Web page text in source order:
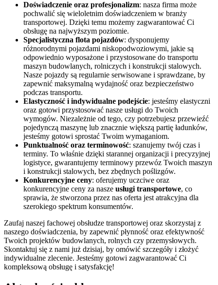
Doświadczenie oraz profesjonalizm: nasza firma może
pochwalić się wieloletnim doświadczeniem w branży
transportowej. Dzięki temu możemy zagwarantować Ci
obsługę na najwyższym poziomie.
Specjalistyczna flota pojazdów: dysponujemy
różnorodnymi pojazdami niskopodwoziowymi, jakie są
odpowiednio wyposażone i przystosowane do transportu
maszyn budowlanych, rolniczych i konstrukcji stalowych.
Nasze pojazdy są regularnie serwisowane i sprawdzane, by
zapewnić maksymalną wydajność oraz bezpieczeństwo
podczas transportu.
Elastyczność i indywidualne podejście: jesteśmy elastyczni
oraz gotowi przystosować nasze usługi do Twoich
wymogów. Niezależnie od tego, czy potrzebujesz przewieźć
pojedynczą maszynę lub znacznie większą partię ładunków,
jesteśmy gotowi sprostać Twoim wymaganiom.
Punktualność oraz terminowość: szanujemy twój czas i
terminy. To właśnie dzięki starannej organizacji i precyzyjnej
logistyce, gwarantujemy terminowy przewóz Twoich maszyn
i konstrukcji stalowych, bez zbędnych poślizgów.
Konkurencyjne ceny: oferujemy uczciwe oraz
konkurencyjne ceny za nasze usługi transportowe, co
sprawia, że stworzona przez nas oferta jest atrakcyjna dla
szerokiego spektrum konsumentów.
Zaufaj naszej fachowej obsłudze transportowej oraz skorzystaj z
naszego doświadczenia, by zapewnić płynność oraz efektywność
Twoich projektów budowlanych, rolnych czy przemysłowych.
Skontaktuj się z nami już dzisiaj, by omówić szczegóły i złożyć
indywidualne zlecenie. Jesteśmy gotowi zagwarantować Ci
kompleksową obsługę i satysfakcję!